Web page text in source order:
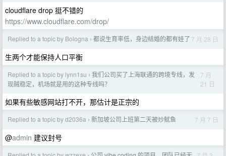
cloudflare drop 挺不错的
https://www.cloudflare.com/drop/
Replied to a topic by Bologna › 都说生育率低，身边结婚的都有娃了 7 月 28 日
生两个才能保持人口平衡
Replied to a topic by lynn1su › 我们公司买了上海联通的跨境专线，发
现贼稳定，机场就是用的这种专线吗？
7 月
21 日
如果有些敏感网站打不开，那估计是正宗的
Replied to a topic by d2036a › 新加坡公司上班第二天被炒鱿鱼 7 月 7 日
@admin 建议封号